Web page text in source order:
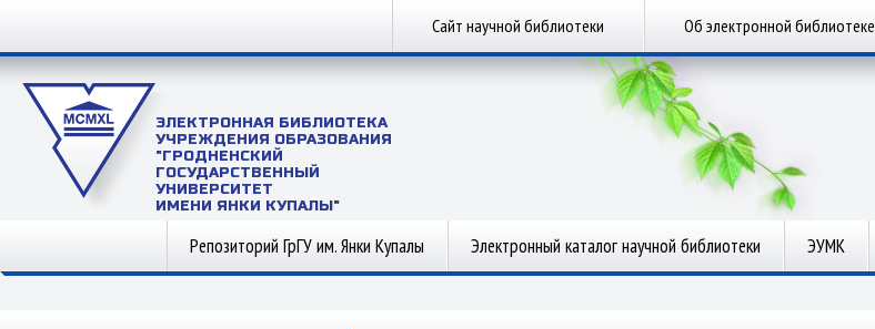
Сайт научной библиотеки Об электронной библиотеке
ЭЛЕКТРОННАЯ БИБЛИОТЕКА
УЧРЕЖДЕНИЯ ОБРАЗОВАНИЯ
"ГРОДНЕНСКИЙ
ГОСУДАРСТВЕННЫЙ
УНИВЕРСИТЕТ
ИМЕНИ ЯНКИ КУПАЛЫ"
Репозиторий ГрГУ им. Янки Купалы Электронный каталог научной библиотеки ЭУМК